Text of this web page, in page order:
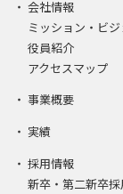
会社情報
ミッション・ビ
役員紹介
アクセスマップ
事業概要
実績
採用情報
新卒・第二新卒採